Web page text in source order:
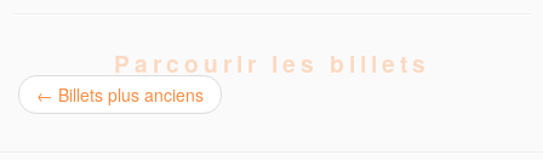
Parcourir les billets
← Billets plus anciens